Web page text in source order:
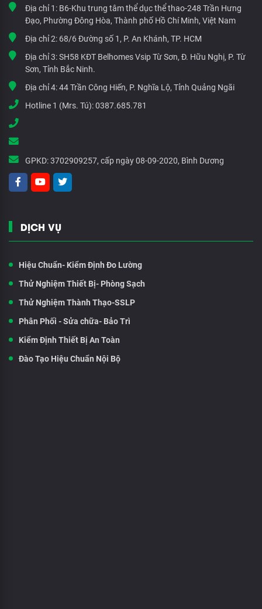
Địa chỉ 1: B6-Khu trung tâm thể dục thể thao-248 Trần Hưng
Đạo, Phường Đông Hòa, Thành phố Hồ Chí Minh, Việt Nam
Địa chỉ 2: 68/6 Đường số 1, P. An Khánh, TP. HCM
Địa chỉ 3:SH58 KĐT Belhomes Vsip Từ Sơn, Đ. Hữu Nghị, P. Từ
Sơn, Tỉnh Bắc Ninh.
Địa chỉ 4:44 Trần Công Hiến, P. Nghĩa Lộ, Tỉnh Quảng Ngãi
Hotline 1 (Mrs. Tú):0387.685.781
GPKD:3702909257, cấp ngày 08-09-2020, Bình Dương
DỊCH VỤ
Hiệu Chuẩn- Kiểm Định Đo Lường
Thử Nghiệm Thiết Bị- Phòng Sạch
Thử Nghiệm Thành Thạo-SSLP
Phân Phối - Sửa chữa- Bảo Trì
Kiểm Định Thiết Bị An Toàn
Đào Tạo Hiệu Chuẩn Nội Bộ